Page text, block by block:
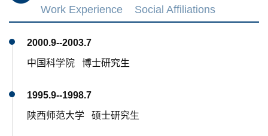
Work Experience
Social Affiliations
2000.9--2003.7
中国科学院 博士研究生
1995.9--1998.7
陕西师范大学 硕士研究生